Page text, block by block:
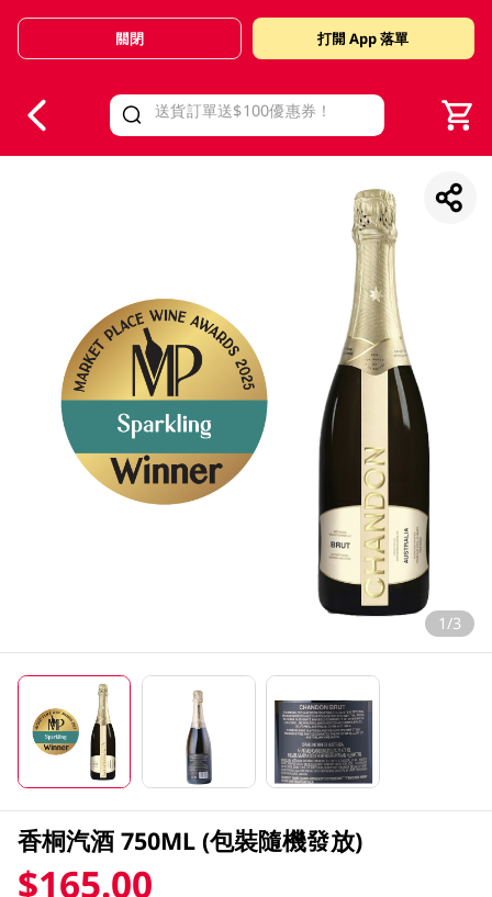
Valid Until 30 June 2026
關閉 打開 App 落單
1/3
香桐汽酒 750ML (包裝隨機發放)
$165.00